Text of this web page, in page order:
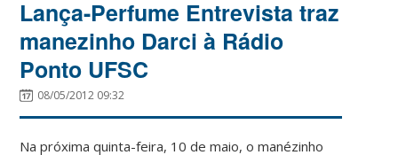
Lança-Perfume Entrevista traz
manezinho Darci à Rádio
Ponto UFSC
08/05/2012 09:32
Na próxima quinta-feira, 10 de maio, o manézinho